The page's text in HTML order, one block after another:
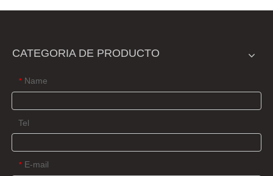
CATEGORIA DE PRODUCTO
* Name
Tel
* E-mail